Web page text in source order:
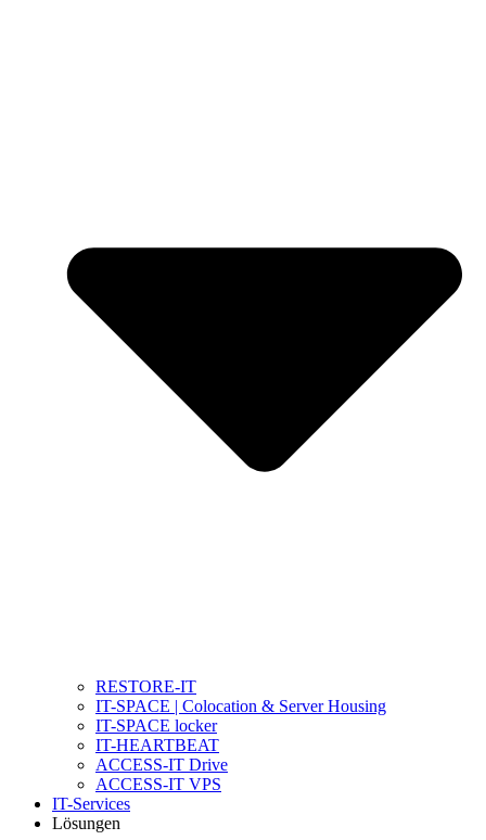
RESTORE-IT
IT-SPACE | Colocation & Server Housing
IT-SPACE locker
IT-HEARTBEAT
ACCESS-IT Drive
ACCESS-IT VPS
IT-Services
Lösungen